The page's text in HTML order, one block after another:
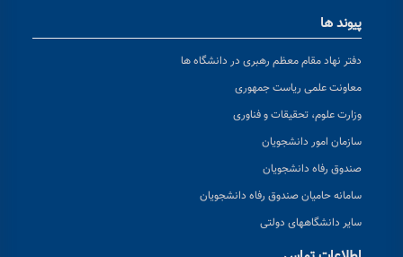
پیوند ها
دفتر نهاد مقام معظم رهبری در دانشگاه ها
معاونت علمی ریاست جمهوری
وزارت علوم، تحقیقات و فناوری
سازمان امور دانشجویان
صندوق رفاه دانشجویان
سامانه حامیان صندوق رفاه دانشجویان
سایر دانشگاههای دولتی